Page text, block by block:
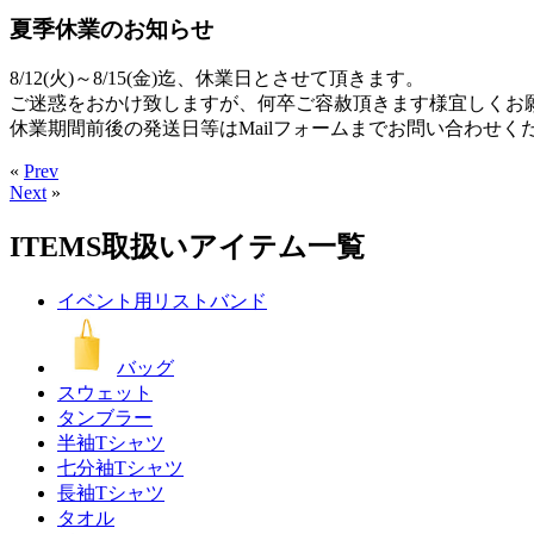
夏季休業のお知らせ
8/12(火)～8/15(金)迄、休業日とさせて頂きます。
ご迷惑をおかけ致しますが、何卒ご容赦頂きます様宜しくお
休業期間前後の発送日等はMailフォームまでお問い合わせく
« Prev
Next »
ITEMS取扱いアイテム一覧
イベント用リストバンド
バッグ
スウェット
タンブラー
半袖Tシャツ
七分袖Tシャツ
長袖Tシャツ
タオル